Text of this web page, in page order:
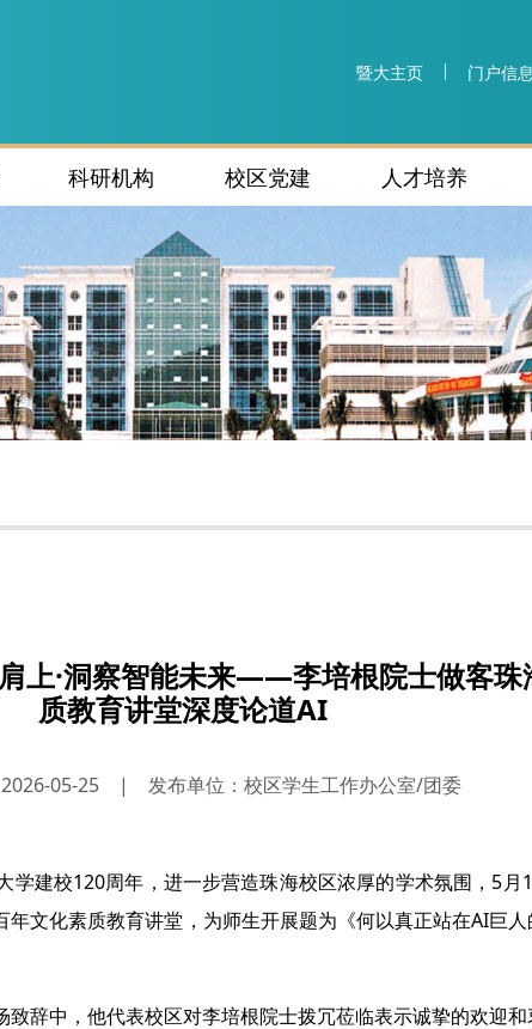
暨大主页 门户信息
科研机构 校区党建 人才培养
肩上·洞察智能未来——李培根院士做客
质教育讲堂深度论道AI
05-25 | 发布单位：校区学生工作办公室/团委
学建校120周年，进一步营造珠海校区浓厚的学术氛围，5
文化素质教育讲堂，为师生开展题为《何以真正站在AI巨
辞中，他代表校区对李培根院士拨冗莅临表示诚挚的欢迎